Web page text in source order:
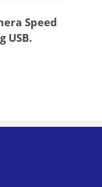
Speed
USB.